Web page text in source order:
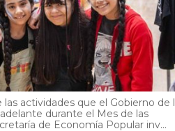
las actividades que el Gobierno de
durante el Mes de las
de Economía Popular inv...